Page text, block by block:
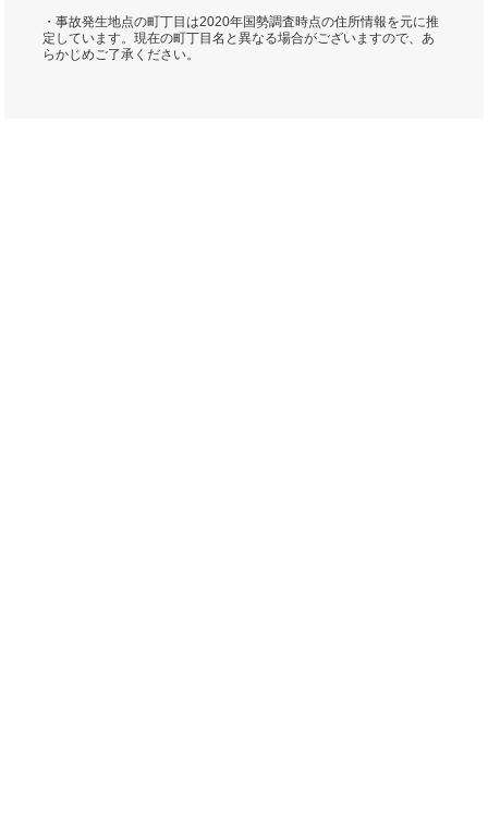
・事故発生地点の町丁目は2020年国勢調査時点の住所情報を元に推
定しています。現在の町丁目名と異なる場合がございますので、あ
らかじめご了承ください。